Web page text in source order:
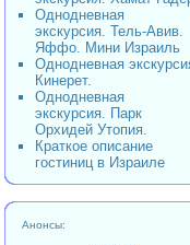
Однодневная
экскурсия. Тель-Авив.
Яффо. Мини Израиль
Однодневная
Кинерет.
Однодневная
экскурсия. Парк
Орхидей Утопия.
Краткое описание
гостиниц в Израиле
Анонсы: